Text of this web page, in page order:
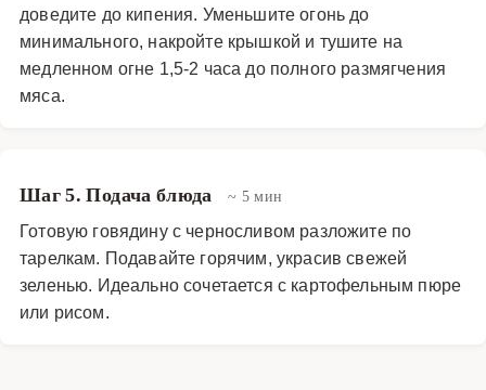
доведите до кипения. Уменьшите огонь до
минимального, накройте крышкой и тушите на
медленном огне 1,5-2 часа до полного размягчения
мяса.
Шаг 5. Подача блюда ~ 5 мин
Готовую говядину с черносливом разложите по
тарелкам. Подавайте горячим, украсив свежей
зеленью. Идеально сочетается с картофельным пюре
или рисом.